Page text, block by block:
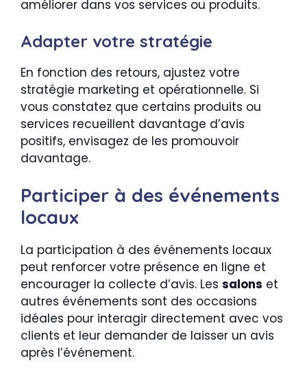
améliorer dans vos services ou produits.
Adapter votre stratégie
En fonction des retours, ajustez votre
stratégie marketing et opérationnelle. Si
vous constatez que certains produits ou
services recueillent davantage d’avis
positifs, envisagez de les promouvoir
davantage.
Participer à des événements
locaux
La participation à des événements locaux
peut renforcer votre présence en ligne et
encourager la collecte d’avis. Les salons et
autres événements sont des occasions
idéales pour interagir directement avec vos
clients et leur demander de laisser un avis
après l’événement.